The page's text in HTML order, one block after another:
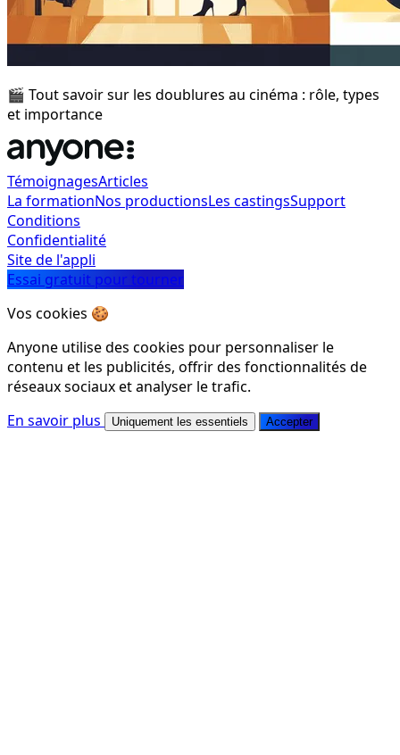
🎬 Tout savoir sur les doublures au cinéma : rôle, types
et importance
TémoignagesArticles
La formationNos productionsLes castingsSupport
Conditions
Confidentialité
Site de l'appli
Essai gratuit pour tourner
Vos cookies 🍪
Anyone utilise des cookies pour personnaliser le
contenu et les publicités, offrir des fonctionnalités de
réseaux sociaux et analyser le trafic.
En savoir plus
Uniquement les essentiels Accepter